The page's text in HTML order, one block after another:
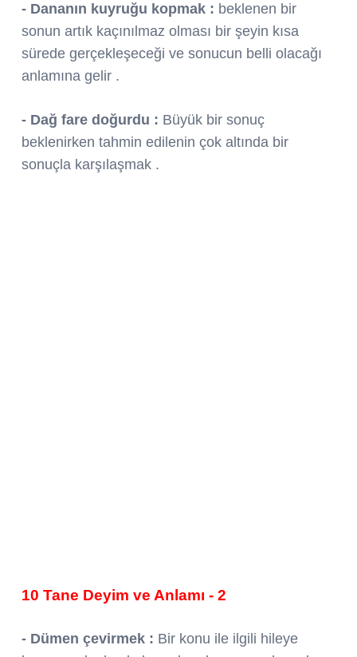
- Dananın kuyruğu kopmak : beklenen bir
sonun artık kaçınılmaz olması bir şeyin kısa
sürede gerçekleşeceği ve sonucun belli olacağı
anlamına gelir .
- Dağ fare doğurdu : Büyük bir sonuç
beklenirken tahmin edilenin çok altında bir
sonuçla karşılaşmak .
10 Tane Deyim ve Anlamı - 2
- Dümen çevirmek : Bir konu ile ilgili hileye